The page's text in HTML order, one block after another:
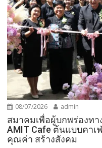
08/07/2026 admin
สมาคมเพื่อผู้บกพร่องทา
AMIT Cafe ต้นแบบคาเ
คุณค่า สร้างสังคม